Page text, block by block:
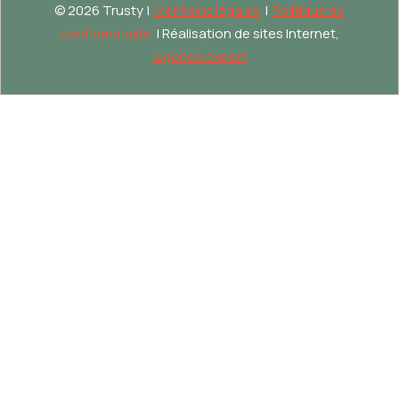
©2026 Trusty | Mentions légales | Politique de
confidentialité | Réalisation de sites Internet,
lagence.expert